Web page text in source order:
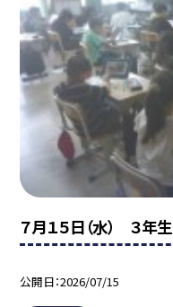
７月１５日（水） ３年生
公開日 2026/07/15